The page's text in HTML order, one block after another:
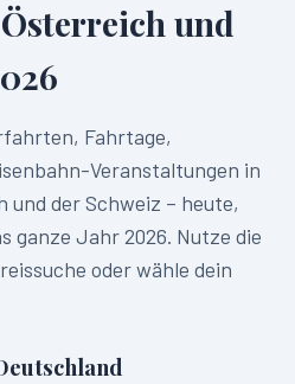
und
Fahrtage,
Veranstaltungen in
und der Schweiz – heute,
ganze Jahr2026. Nutze die
oder wähle dein